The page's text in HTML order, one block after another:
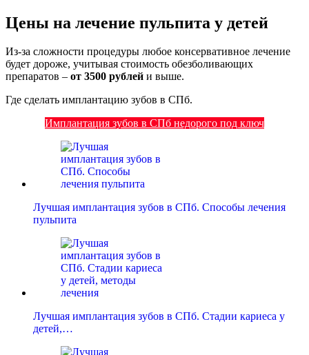
Цены на лечение пульпита у детей
Из-за сложности процедуры любое консервативное лечение
будет дороже, учитывая стоимость обезболивающих
препаратов – от 3500 рублей и выше.
Где сделать имплантацию зубов в СПб.
Имплантация зубов в СПб недорого под ключ
Лучшая имплантация зубов в СПб. Способы лечения
пульпита
Лучшая имплантация зубов в СПб. Стадии кариеса у
детей,…